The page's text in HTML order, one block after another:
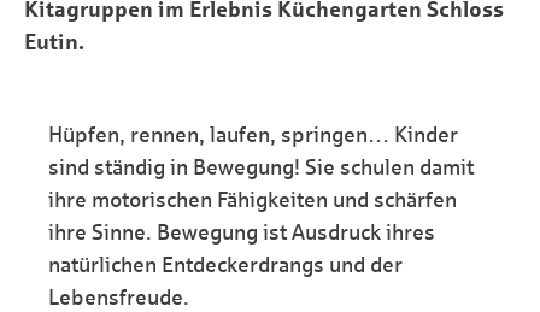
Kitagruppen im Erlebnis Küchengarten Schloss
Eutin.
Hüpfen, rennen, laufen, springen… Kinder
sind ständig in Bewegung! Sie schulen damit
ihre motorischen Fähigkeiten und schärfen
ihre Sinne. Bewegung ist Ausdruck ihres
natürlichen Entdeckerdrangs und der
Lebensfreude.